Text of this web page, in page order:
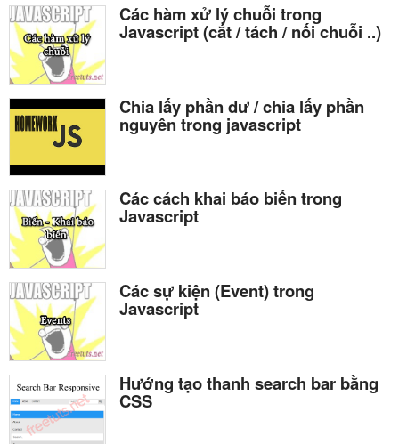
Các hàm xử lý chuỗi trong
Javascript (cắt / tách / nối chuỗi ..)
Chia lấy phần dư / chia lấy phần
nguyên trong javascript
Các cách khai báo biến trong
Javascript
Các sự kiện (Event) trong
Javascript
Hướng tạo thanh search bar bằng
CSS